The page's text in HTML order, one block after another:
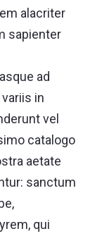
alacriter
sapienter
ad
in
vel
catalogo
aetate
sanctum
qui